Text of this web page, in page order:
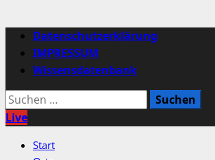
Primäres
Menü
Datenschutzerklärung
IMPRESSUM
Wissensdatenbank
Suchen
nach:
Live
Start